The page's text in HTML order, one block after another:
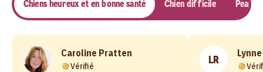
Chiens heureux et en bonne santé Chien difficile Peau
Caroline Pratten
Vérifié LR Lynne